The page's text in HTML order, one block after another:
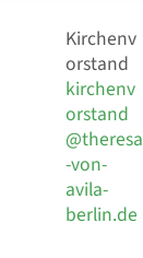
Kirchenv
orstand
kirchenv
orstand
@theresa
-von-
avila-
berlin.de